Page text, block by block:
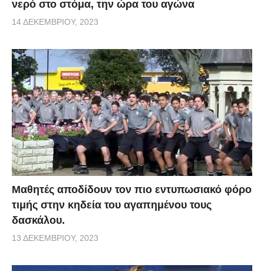
νερό στο στόμα, την ώρα του αγώνα
14 ΔΕΚΕΜΒΡΊΟΥ, 2023
Μαθητές αποδίδουν τον πιο εντυπωσιακό φόρο
τιμής στην κηδεία του αγαπημένου τους
δασκάλου.
13 ΔΕΚΕΜΒΡΊΟΥ, 2023